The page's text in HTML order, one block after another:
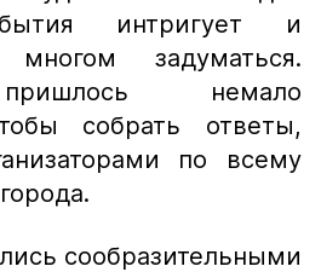
интригует и
задуматься.
немало
собрать ответы,
по всему
сообразительными